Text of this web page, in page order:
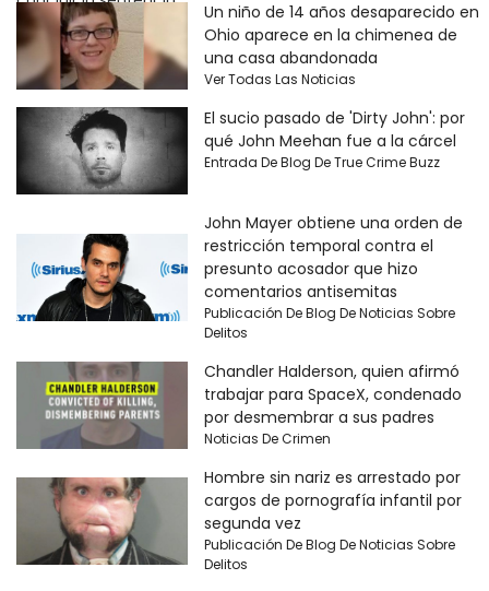
Un niño de 14 años desaparecido en
Ohio aparece en la chimenea de
una casa abandonada
Ver Todas Las Noticias
El sucio pasado de 'Dirty John': por
qué John Meehan fue a la cárcel
Entrada De Blog De True Crime Buzz
John Mayer obtiene una orden de
restricción temporal contra el
presunto acosador que hizo
comentarios antisemitas
Publicación De Blog De Noticias Sobre
Delitos
Chandler Halderson, quien afirmó
trabajar para SpaceX, condenado
por desmembrar a sus padres
Noticias De Crimen
Hombre sin nariz es arrestado por
cargos de pornografía infantil por
segunda vez
Publicación De Blog De Noticias Sobre
Delitos